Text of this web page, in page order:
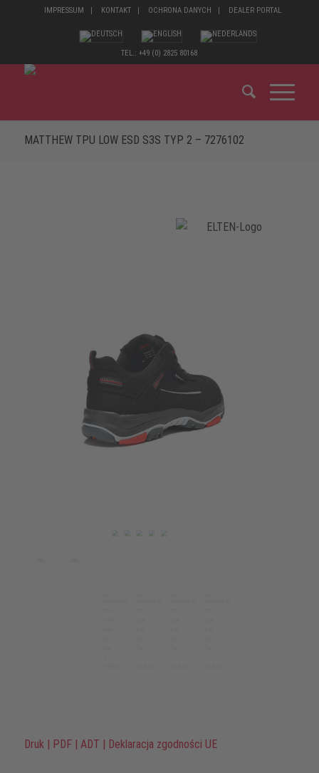
IMPRESSUM KONTAKT OCHRONA DANYCH DEALER PORTAL
TEL.: +49 (0) 2825 80168
MATTHEW TPU LOW ESD S3S TYP 2 – 7276102
Druk | PDF | ADT | Deklaracja zgodności UE